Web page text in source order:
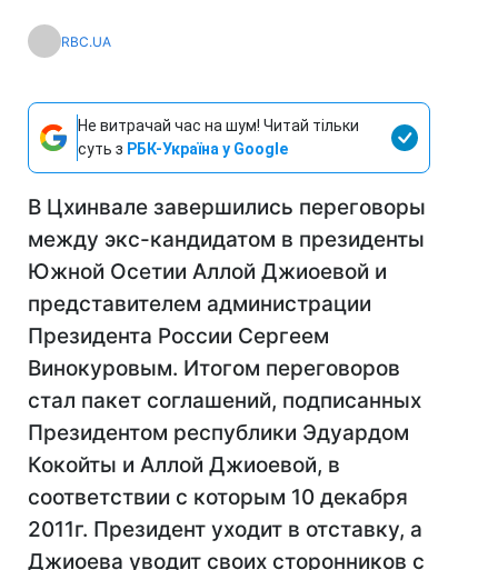
RBC.UA
Не витрачай час на шум! Читай тільки
суть з РБК-Україна у Google
В Цхинвале завершились переговоры
между экс-кандидатом в президенты
Южной Осетии Аллой Джиоевой и
представителем администрации
Президента России Сергеем
Винокуровым. Итогом переговоров
стал пакет соглашений, подписанных
Президентом республики Эдуардом
Кокойты и Аллой Джиоевой, в
соответствии с которым 10 декабря
2011г. Президент уходит в отставку, а
Джиоева уводит своих сторонников с